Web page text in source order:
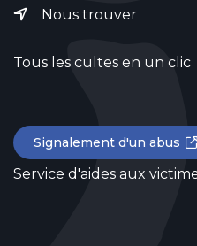
Nous trouver
Tous les cultes en un clic
Signalement d'un abus
Service d'aides aux